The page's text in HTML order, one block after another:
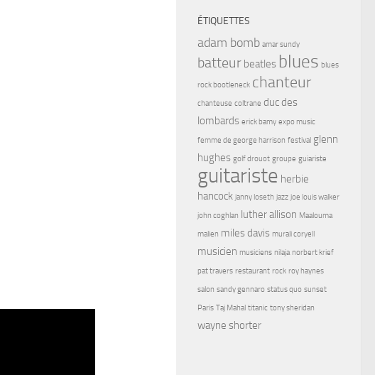
ÉTIQUETTES
adam bomb amar sundy
batteur beatles blues blues
rock bootleneck chanteur
chanteuse coltrane duc des
lombards erick bamy expo music
femme de george harrison festival glenn
hughes golf drouot groupe guiariste
guitariste herbie
hancock janny loseth jazz joe louis walker
john coghlan luther allison Maalouma
malien miles davis murali coryell
musicien musiciens nilaja norbert krief
pat travers restaurant rock roy haynes
salon sandy gennaro status quo sunset
Paris Taj Mahal titanic tony sheridan
wayne shorter